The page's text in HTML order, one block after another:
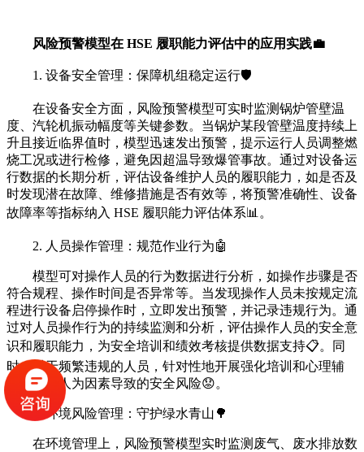
风险预警模型在 HSE 履职能力评估中的应用实践💼
1. 设备安全管理：保障机组稳定运行🛡️
在设备安全方面，风险预警模型可实时监测锅炉管壁温
度、汽轮机振动幅度等关键参数。当锅炉某段管壁温度持续上
升且接近临界值时，模型迅速发出预警，提示运行人员调整燃
烧工况或进行检修，避免因超温导致爆管事故。通过对设备运
行数据的长期分析，评估设备维护人员的履职能力，如是否及
时发现潜在故障、维修措施是否有效等，将预警准确性、设备
故障率等指标纳入 HSE 履职能力评估体系📊。
2. 人员操作管理：规范作业行为🤖
模型可对操作人员的行为数据进行分析，如操作步骤是否
符合规程、操作时间是否异常等。当发现操作人员未按规定流
程进行设备启停操作时，立即发出预警，并记录违规行为。通
过对人员操作行为的持续监测和分析，评估操作人员的安全意
识和履职能力，为安全培训和绩效考核提供数据支持📋。同
时，对于频繁违规的人员，针对性地开展强化培训和心理辅
导，降低人为因素导致的安全风险😟。
3. 环境风险管理：守护绿水青山🌳
在环境管理上，风险预警模型实时监测废气、废水排放数